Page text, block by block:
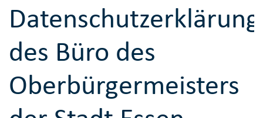
Datenschutzerklärung
des Büro des
Oberbürgermeisters